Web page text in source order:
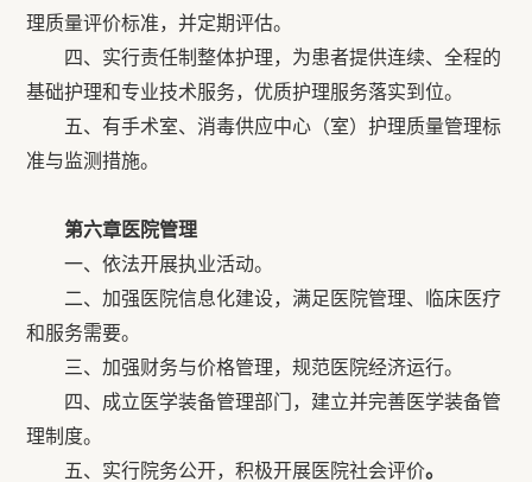
理质量评价标准，并定期评估。
四、实行责任制整体护理，为患者提供连续、全程的
基础护理和专业技术服务，优质护理服务落实到位。
五、有手术室、消毒供应中心（室）护理质量管理标
准与监测措施。
第六章医院管理
一、依法开展执业活动。
二、加强医院信息化建设，满足医院管理、临床医疗
和服务需要。
三、加强财务与价格管理，规范医院经济运行。
四、成立医学装备管理部门，建立并完善医学装备管
理制度。
五、实行院务公开，积极开展医院社会评价。